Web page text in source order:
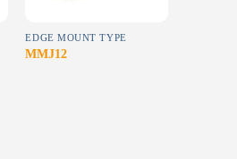
EDGE MOUNT TYPE
MMJ12